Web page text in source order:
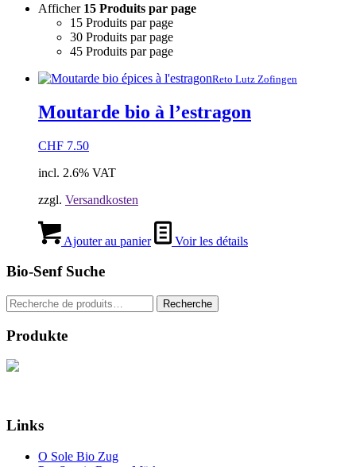
Afficher 15 Produits par page
15 Produits par page
30 Produits par page
45 Produits par page
Reto Lutz Zofingen
Moutarde bio à l’estragon
CHF 7.50
incl. 2.6% VAT
zzgl. Versandkosten
Ajouter au panier Voir les détails
Bio-Senf Suche
Recherche
pour :
Recherche
Produkte
Links
O Sole Bio Zug